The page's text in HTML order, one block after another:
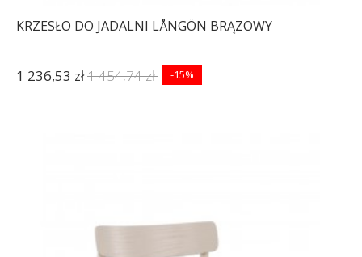
KRZESŁO DO JADALNI LÅNGÖN BRĄZOWY
1 236,53 zł1 454,74 zł -15%